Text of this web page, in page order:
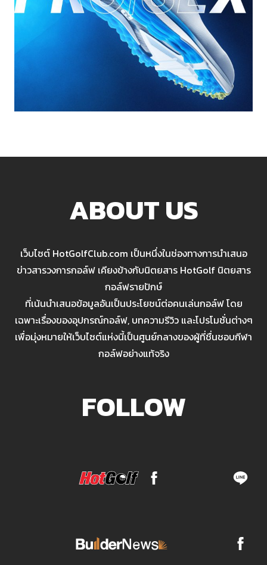
ABOUT US
เว็บไซต์ HotGolfClub.com เป็นหนึ่งในช่องทางการนำเสนอ
ข่าวสารวงการกอล์ฟ เคียงข้างกับนิตยสาร HotGolf นิตยสาร
กอล์ฟรายปักษ์
ที่เน้นนำเสนอข้อมูลอันเป็นประโยชน์ต่อคนเล่นกอล์ฟ โดย
เฉพาะเรื่องของอุปกรณ์กอล์ฟ, บทความรีวิว และโปรโมชั่นต่างๆ
เพื่อมุ่งหมายให้เว็บไซต์แห่งนี้เป็นศูนย์กลางของผู้ที่ชื่นชอบกีฬา
กอล์ฟอย่างแท้จริง
FOLLOW